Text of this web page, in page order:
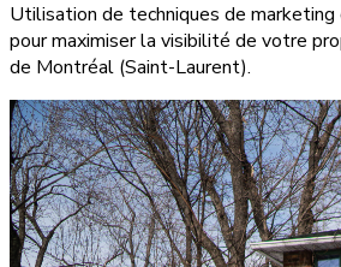
Utilisation de techniques de
pour maximiser la visibilité de votre
de Montréal (Saint-Laurent).